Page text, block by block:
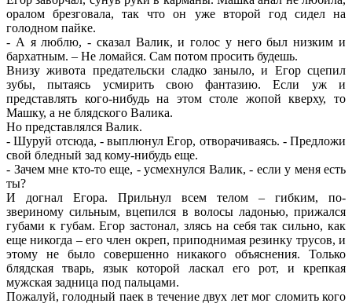
оралом брезговала, так что он уже второй год сидел на
голодном пайке.
- А я люблю, - сказал Валик, и голос у него был низким и
бархатным. – Не ломайся. Сам потом просить будешь.
Внизу живота предательски сладко заныло, и Егор сцепил
зубы, пытаясь усмирить свою фантазию. Если уж и
представлять кого-нибудь на этом столе жопой кверху, то
Машку, а не блядского Валика.
Но представлялся Валик.
- Шуруй отсюда, - выплюнул Егор, отворачиваясь. - Предложи
свой бледный зад кому-нибудь еще.
- Зачем мне кто-то еще, - усмехнулся Валик, - если у меня есть
ты?
И догнал Егора. Прильнул всем телом – гибким, по-
звериному сильным, вцепился в волосы ладонью, прижался
губами к губам. Егор застонал, злясь на себя так сильно, как
еще никогда – его член окреп, приподнимая резинку трусов, и
этому не было совершенно никакого объяснения. Только
блядская тварь, язык которой ласкал его рот, и крепкая
мужская задница под пальцами.
Пожалуй, голодный паек в течение двух лет мог сломить кого